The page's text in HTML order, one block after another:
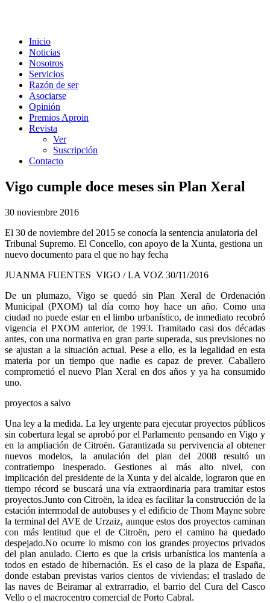
Inicio
Noticias
Nosotros
Servicios
Razón de ser
Asociarse
Opinión
Premios Aproin
Revista
Ver
Suscripción
Contacto
Vigo cumple doce meses sin Plan Xeral
30 noviembre 2016
El 30 de noviembre del 2015 se conocía la sentencia anulatoria del
Tribunal Supremo. El Concello, con apoyo de la Xunta, gestiona un
nuevo documento para el que no hay fecha
JUANMA FUENTES VIGO / LA VOZ 30/11/2016
De un plumazo, Vigo se quedó sin Plan Xeral de Ordenación
Municipal (PXOM) tal día como hoy hace un año. Como una
ciudad no puede estar en el limbo urbanístico, de inmediato recobró
vigencia el PXOM anterior, de 1993. Tramitado casi dos décadas
antes, con una normativa en gran parte superada, sus previsiones no
se ajustan a la situación actual. Pese a ello, es la legalidad en esta
materia por un tiempo que nadie es capaz de prever. Caballero
comprometió el nuevo Plan Xeral en dos años y ya ha consumido
uno.
proyectos a salvo
Una ley a la medida. La ley urgente para ejecutar proyectos públicos
sin cobertura legal se aprobó por el Parlamento pensando en Vigo y
en la ampliación de Citroën. Garantizada su pervivencia al obtener
nuevos modelos, la anulación del plan del 2008 resultó un
contratiempo inesperado. Gestiones al más alto nivel, con
implicación del presidente de la Xunta y del alcalde, lograron que en
tiempo récord se buscará una vía extraordinaria para tramitar estos
proyectos.Junto con Citroën, la idea es facilitar la construcción de la
estación intermodal de autobuses y el edificio de Thom Mayne sobre
la terminal del AVE de Urzaiz, aunque estos dos proyectos caminan
con más lentitud que el de Citroën, pero el camino ha quedado
despejado.No ocurre lo mismo con los grandes proyectos privados
del plan anulado. Cierto es que la crisis urbanística los mantenía a
todos en estado de hibernación. Es el caso de la plaza de España,
donde estaban previstas varios cientos de viviendas; el traslado de
las naves de Beiramar al extrarradio, el barrio del Cura del Casco
Vello o el macrocentro comercial de Porto Cabral.